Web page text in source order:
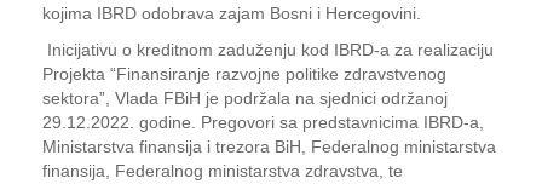
kojima IBRD odobrava zajam Bosni i Hercegovini.
Inicijativu o kreditnom zaduženju kod IBRD-a za realizaciju
Projekta “Finansiranje razvojne politike zdravstvenog
sektora”, Vlada FBiH je podržala na sjednici održanoj
29.12.2022. godine. Pregovori sa predstavnicima IBRD-a,
Ministarstva finansija i trezora BiH, Federalnog ministarstva
finansija, Federalnog ministarstva zdravstva, te